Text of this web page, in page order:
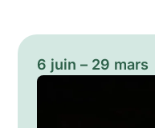
6 juin – 29 mars